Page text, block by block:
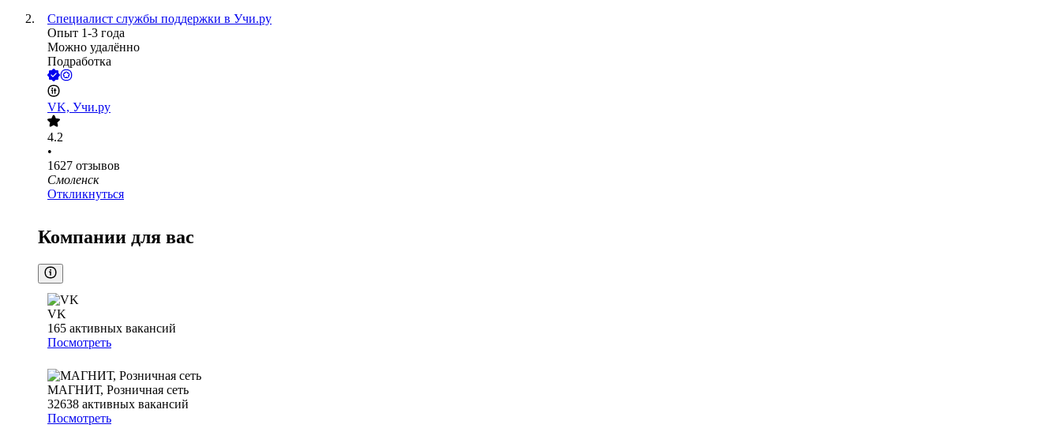
Специалист службы поддержки в Учи.ру
Опыт 1-3 года
Можно удалённо
Подработка
VK, Учи.ру
4.2
•
1627 отзывов
Смоленск
Откликнуться
Компании для вас
VK
165 активных вакансий
Посмотреть
МАГНИТ, Розничная сеть
32638 активных вакансий
Посмотреть